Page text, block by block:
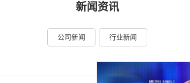
新闻资讯
公司新闻 行业新闻